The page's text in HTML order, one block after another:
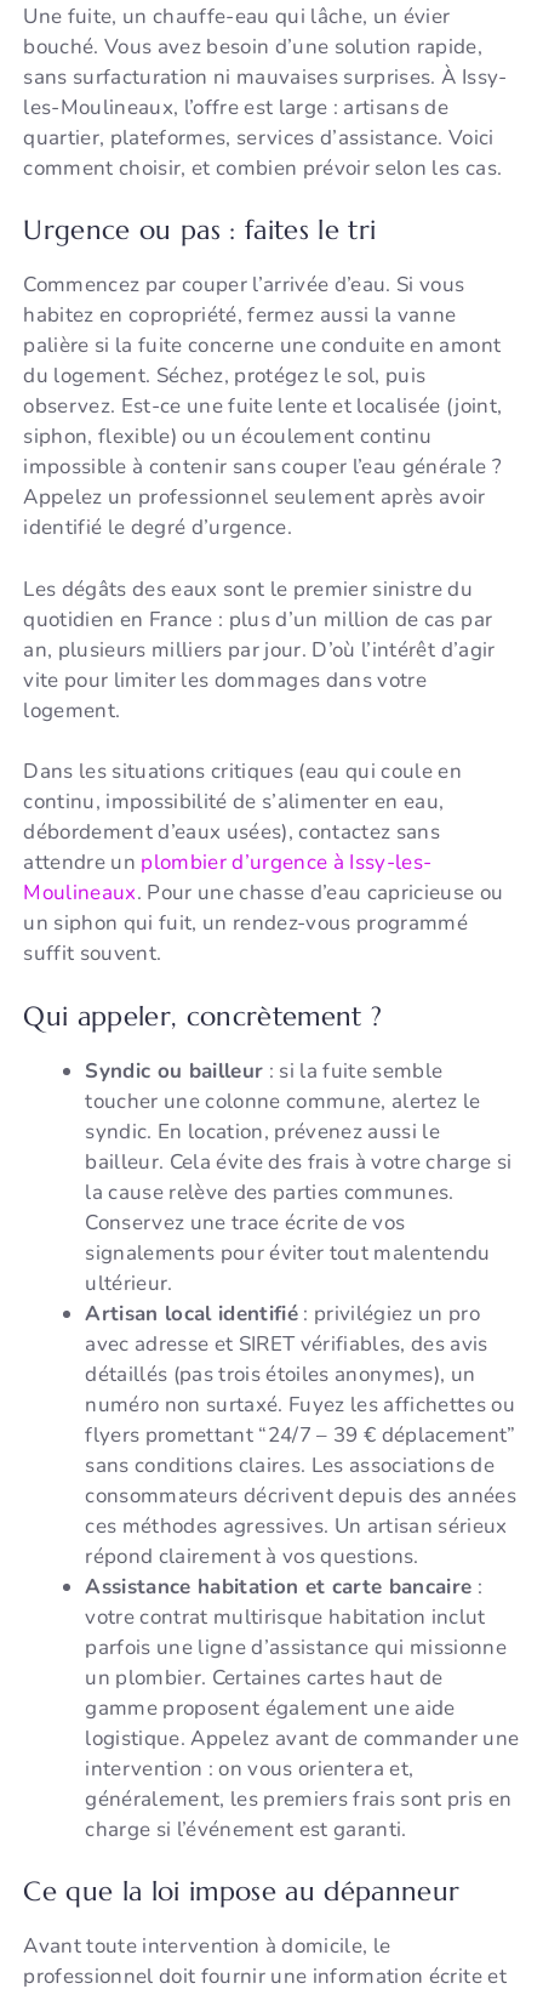
Une fuite, un chauffe-eau qui lâche, un évier
bouché. Vous avez besoin d’une solution rapide,
sans surfacturation ni mauvaises surprises. À Issy-
les-Moulineaux, l’offre est large : artisans de
quartier, plateformes, services d’assistance. Voici
comment choisir, et combien prévoir selon les cas.
Urgence ou pas : faites le tri
Commencez par couper l’arrivée d’eau. Si vous
habitez en copropriété, fermez aussi la vanne
palière si la fuite concerne une conduite en amont
du logement. Séchez, protégez le sol, puis
observez. Est-ce une fuite lente et localisée (joint,
siphon, flexible) ou un écoulement continu
impossible à contenir sans couper l’eau générale ?
Appelez un professionnel seulement après avoir
identifié le degré d’urgence.
Les dégâts des eaux sont le premier sinistre du
quotidien en France : plus d’un million de cas par
an, plusieurs milliers par jour. D’où l’intérêt d’agir
vite pour limiter les dommages dans votre
logement.
Dans les situations critiques (eau qui coule en
continu, impossibilité de s’alimenter en eau,
débordement d’eaux usées), contactez sans
attendre un plombier d’urgence à Issy-les-
Moulineaux. Pour une chasse d’eau capricieuse ou
un siphon qui fuit, un rendez-vous programmé
suffit souvent.
Qui appeler, concrètement ?
Syndic ou bailleur : si la fuite semble
toucher une colonne commune, alertez le
syndic. En location, prévenez aussi le
bailleur. Cela évite des frais à votre charge si
la cause relève des parties communes.
Conservez une trace écrite de vos
signalements pour éviter tout malentendu
ultérieur.
Artisan local identifié : privilégiez un pro
avec adresse et SIRET vérifiables, des avis
détaillés (pas trois étoiles anonymes), un
numéro non surtaxé. Fuyez les affichettes ou
flyers promettant “24/7 – 39 € déplacement”
sans conditions claires. Les associations de
consommateurs décrivent depuis des années
ces méthodes agressives. Un artisan sérieux
répond clairement à vos questions.
Assistance habitation et carte bancaire :
votre contrat multirisque habitation inclut
parfois une ligne d’assistance qui missionne
un plombier. Certaines cartes haut de
gamme proposent également une aide
logistique. Appelez avant de commander une
intervention : on vous orientera et,
généralement, les premiers frais sont pris en
charge si l’événement est garanti.
Ce que la loi impose au dépanneur
Avant toute intervention à domicile, le
professionnel doit fournir une information écrite et